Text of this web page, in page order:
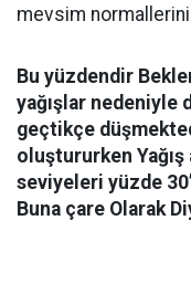
mevsim
Bu yüzdendir
yağışlar nedeniyle
geçtikçe
oluştururken
seviyeleri yüzde
Buna çare Olarak